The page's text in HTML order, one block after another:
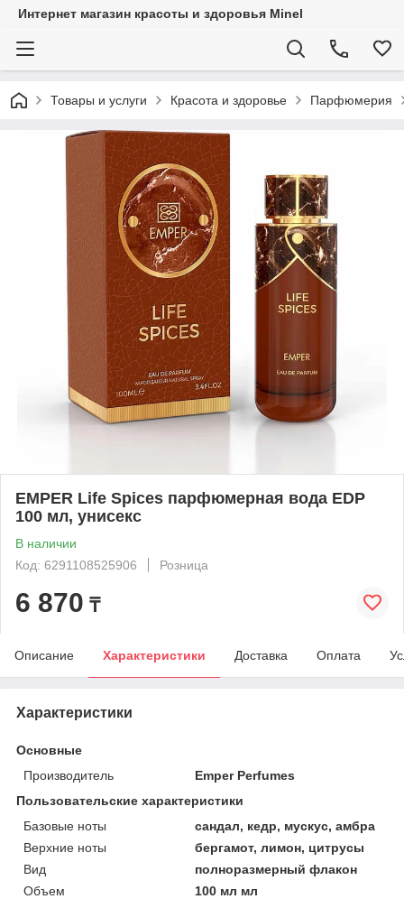
Интернет магазин красоты и здоровья Minel
Товары и услуги Красота и здоровье Парфюмерия
EMPER Life Spices парфюмерная вода EDP
100 мл, унисекс
В наличии
Код: 6291108525906
Розница
6 870 ₸
Описание Характеристики Доставка Оплата
Характеристики
Основные
Производитель
Emper Perfumes
Пользовательские характеристики
Базовые ноты
сандал, кедр, мускус, амбра
Верхние ноты
бергамот, лимон, цитрусы
Вид
полноразмерный флакон
Объем
100 мл мл